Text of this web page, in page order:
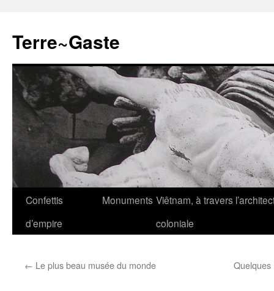
contenu
Terre~Gaste
Confettis
d’empire
Monuments Viêtnam, à travers
coloniale
← Le plus beau musée du monde Quelques